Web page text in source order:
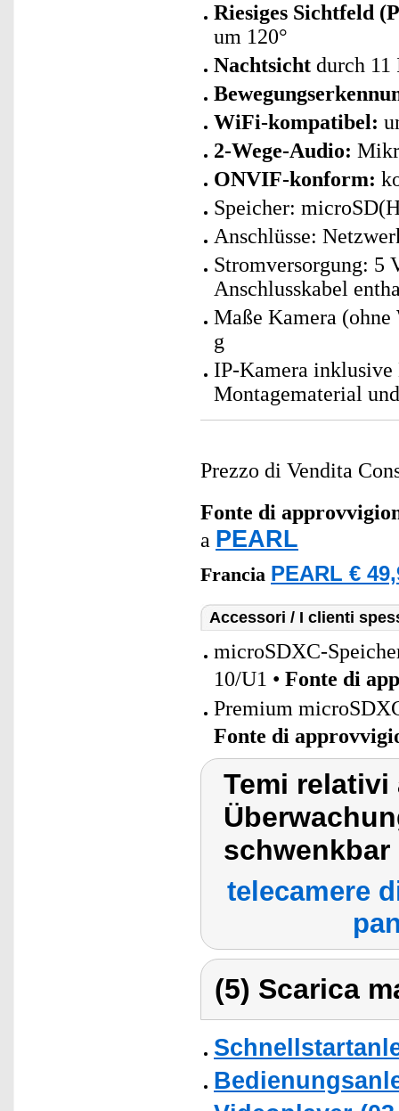
Riesiges Sichtfeld
um 120°
Nachtsicht durch
WiFi-kompatibel:
2-Wege-Audio:
ONVIF-konform:
Speicher:
Anschlüsse:
Stromversorgung: 5
Anschlusskabel
Maße Kamera
g
IP-Kamera
Montagematerial
Prezzo di Vendita
Fonte di
a PEARL
Francia PEARL €
Accessori / I clienti
microSDXC-
10/U1 • Fonte di
Premium
Fonte di
Temi relativi
schwenkbar
telecamere
(5) Scarica